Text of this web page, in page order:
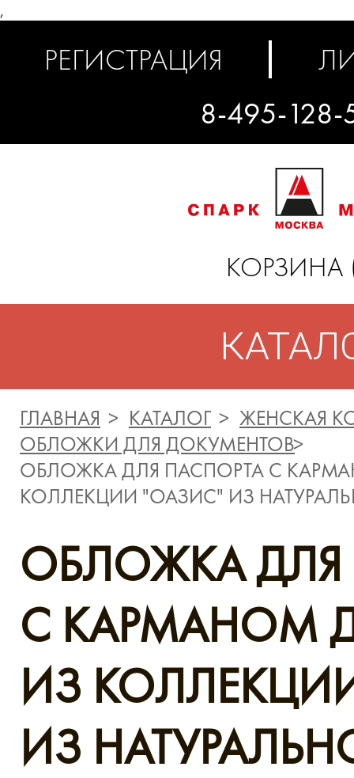
,
РЕГИСТРАЦИЯ
8-495-128-
КОРЗИНА
ГЛАВНАЯ КАТАЛОГ
ЖЕНСКАЯ
ОБЛОЖКИ ДЛЯ ДОКУМЕНТОВ
ОБЛОЖКА ДЛЯ ПАСПОРТА C
КОЛЛЕКЦИИ "ОАЗИС" ИЗ
ОБЛОЖКА ДЛЯ
C КАРМАНОМ
ИЗ
ИЗ